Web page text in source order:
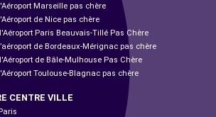
Marseille pas chère
de Nice pas chère
Paris Beauvais-Tillé Pas Chère
de Bordeaux-Mérignac pas chère
de Bâle-Mulhouse Pas Chère
Toulouse-Blagnac pas chère
CENTRE VILLE